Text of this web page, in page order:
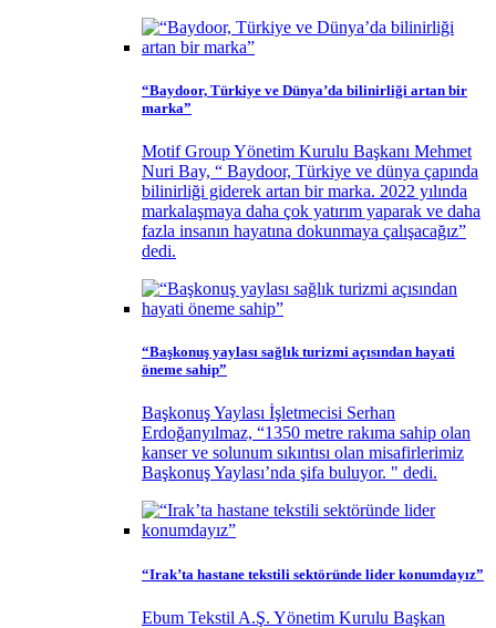
“Baydoor, Türkiye ve Dünya’da bilinirliği artan bir
marka”
Motif Group Yönetim Kurulu Başkanı Mehmet
Nuri Bay, “ Baydoor, Türkiye ve dünya çapında
bilinirliği giderek artan bir marka. 2022 yılında
markalaşmaya daha çok yatırım yaparak ve daha
fazla insanın hayatına dokunmaya çalışacağız”
dedi.
“Başkonuş yaylası sağlık turizmi açısından hayati
öneme sahip”
Başkonuş Yaylası İşletmecisi Serhan
Erdoğanyılmaz, “1350 metre rakıma sahip olan
kanser ve solunum sıkıntısı olan misafirlerimiz
Başkonuş Yaylası’nda şifa buluyor. " dedi.
“Irak’ta hastane tekstili sektöründe lider konumdayız”
Ebum Tekstil A.Ş. Yönetim Kurulu Başkan